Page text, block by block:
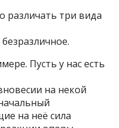
различать три вида
Пусть у нас есть
на некой
на неё сила